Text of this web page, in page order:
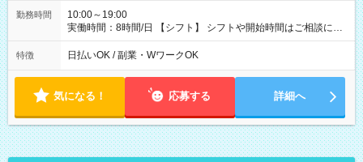
勤務時間
10:00～19:00
実働時間：8時間/日 【シフト】 シフトや開始時間はご相談に応
じます。 【休憩】 休憩60分 昼40分/夕方20分の2回に分けて取
得 【残業】 残業はほぼありません。
特徴 日払いOK / 副業・WワークOK
気になる！ 応募する 詳細へ